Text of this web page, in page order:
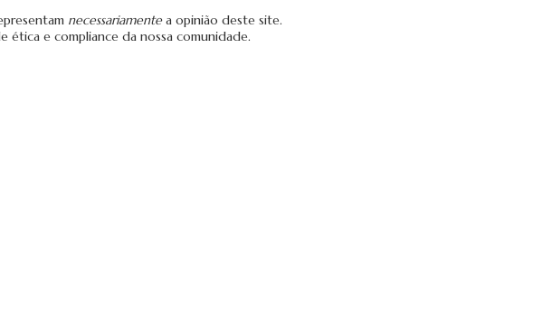
necessariamentea opinião deste site.
ética e compliance da nossa comunidade.